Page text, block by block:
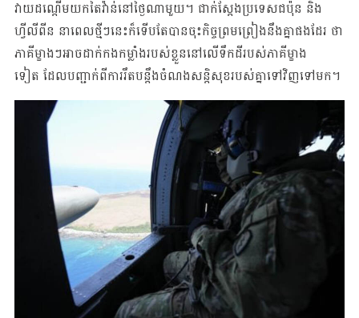
វាយដណ្តើមយកតៃវ៉ាន់​​​នៅថ្ងៃណាមួយ។ ជាក់ស្តែងប្រទេសជប៉ុន និង
ហ្វីលីពីន នាពេលថ្មីៗនេះក៏ទើបតែបានចុះកិច្ចព្រមព្រៀងនឹងគ្នាផងដែរ ថា
ភាគីម្ខាងៗអាចដាក់កងកម្លាំងរបស់ខ្លួននៅលើទឹកដីរបស់ភាគីម្ខាង
ទៀត ដែលបញ្ជាក់ពីការរឹតបន្តឹងចំណងសន្តិសុខរបស់គ្នាទៅវិញទៅមក។